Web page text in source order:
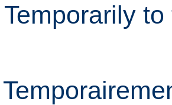
Temporarily